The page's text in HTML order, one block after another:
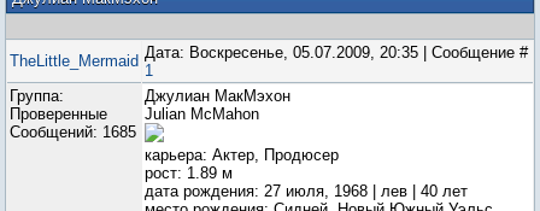
TheLittle_Mermaid Дата: Воскресенье, 05.07.2009, 20:35 | Сообщение #
1
Группа:
Проверенные
Сообщений: 1685
Джулиан МакМэхон
Julian McMahon
карьера: Актер, Продюсер
рост: 1.89 м
дата рождения: 27 июля, 1968 | лев | 40 лет